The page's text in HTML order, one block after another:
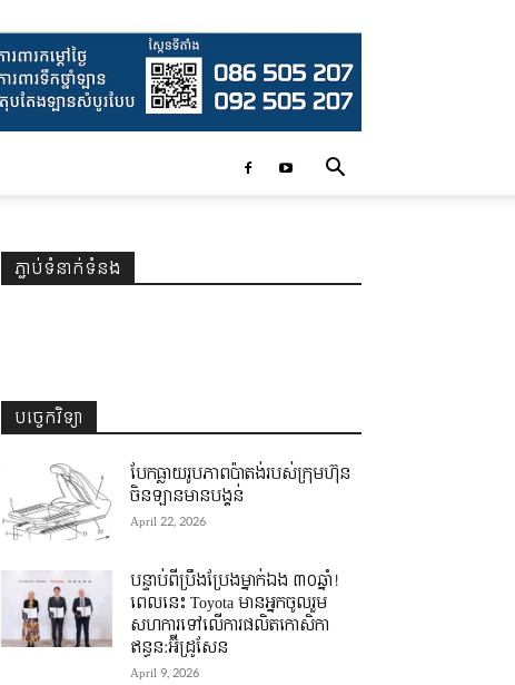
ភ្ជាប់ទំនាក់ទំនង
បច្ចេកវិទ្យា
បែកធ្លាយរូបភាពប៉ាតង់របស់ក្រុមហ៊ុន
ចិនឡានមានបង្គន់
April 22, 2026
បន្ទាប់ពីប្រឹងប្រែងម្នាក់ឯង ៣០ឆ្នាំ! ​
ពេលនេះ Toyota មានអ្នកចូលរួម
សហការទៅលើការផលិតកោសិកា
ឥន្ធន:អ៊ីដ្រូសែន
April 9, 2026